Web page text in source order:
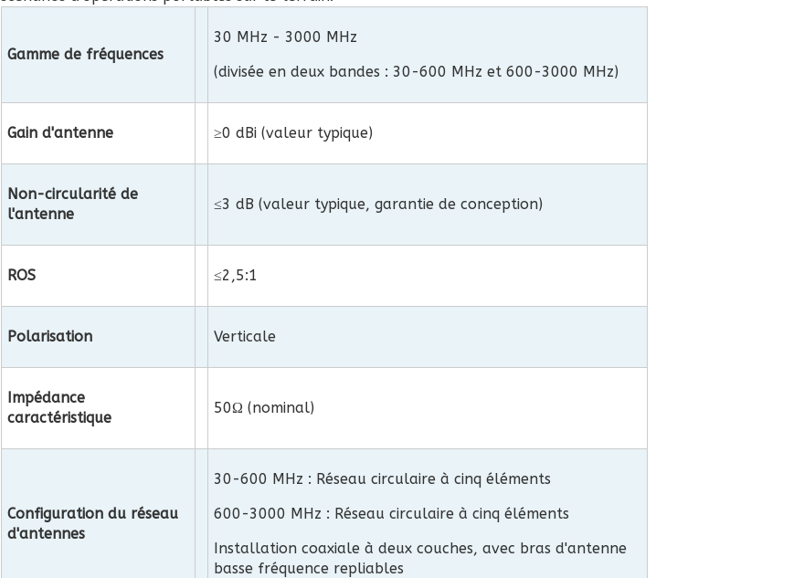
Gamme de fréquences
30 MHz - 3000 MHz
(divisée en deux bandes : 30-600 MHz et 600-3000 MHz)
Gain d'antenne ≥0 dBi (valeur typique)
Non-circularité de
l'antenne
≤3 dB (valeur typique, garantie de conception)
ROS ≤2,5:1
Polarisation Verticale
Impédance
caractéristique
50Ω (nominal)
Configuration du réseau
d'antennes
30-600 MHz : Réseau circulaire à cinq éléments
600-3000 MHz : Réseau circulaire à cinq éléments
Installation coaxiale à deux couches, avec bras d'antenne
basse fréquence repliables